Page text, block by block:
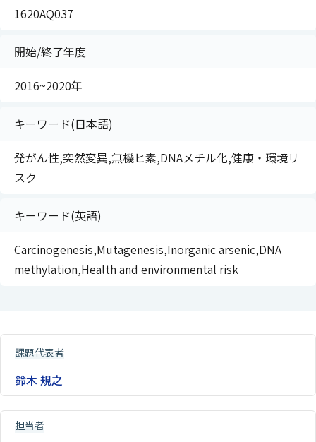
1620AQ037
開始/終了年度
2016~2020年
キーワード(日本語)
発がん性,突然変異,無機ヒ素,DNAメチル化,健康・環境リ
スク
キーワード(英語)
Carcinogenesis,Mutagenesis,Inorganic arsenic,DNA
methylation,Health and environmental risk
課題代表者
鈴木 規之
担当者